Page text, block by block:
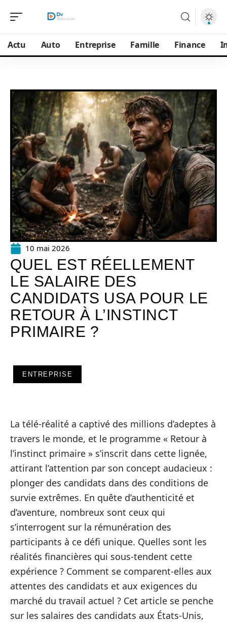
Actu Auto Entreprise Famille Finance
10 mai 2026
QUEL EST RÉELLEMENT
LE SALAIRE DES
CANDIDATS USA POUR LE
RETOUR À L’INSTINCT
PRIMAIRE ?
ENTREPRISE
La télé-réalité a captivé des millions d’adeptes à
travers le monde, et le programme « Retour à
l’instinct primaire » s’inscrit dans cette lignée,
attirant l’attention par son concept audacieux :
plonger des candidats dans des conditions de
survie extrêmes. En quête d’authenticité et
d’aventure, nombreux sont ceux qui
s’interrogent sur la rémunération des
participants à ce défi unique. Quelles sont les
réalités financières qui sous-tendent cette
expérience ? Comment se comparent-elles aux
attentes des candidats et aux exigences du
marché du travail actuel ? Cet article se penche
sur les salaires des candidats aux États-Unis,